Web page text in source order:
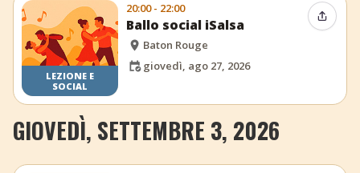
LEZIONE E
SOCIAL
20:00 - 22:00
Ballo social iSalsa
Baton Rouge
giovedì, ago 27, 2026
GIOVEDÌ, SETTEMBRE 3, 2026